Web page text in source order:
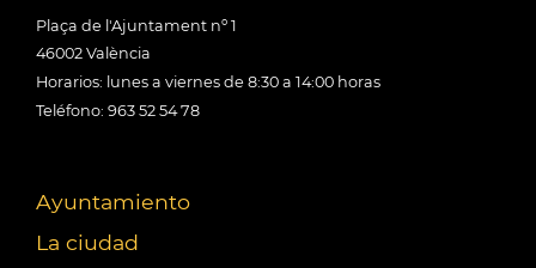
Plaça de l'Ajuntament nº 1
46002 València
Horarios: lunes a viernes de 8:30 a 14:00 horas
Teléfono: 963 52 54 78
Ayuntamiento
La ciudad